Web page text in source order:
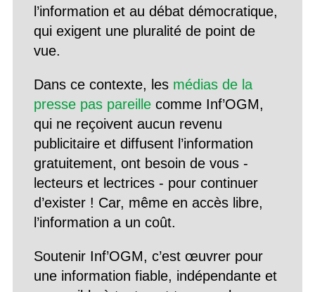
l’information et au débat démocratique,
qui exigent une pluralité de point de
vue.
Dans ce contexte, les médias de la
presse pas pareillecomme Inf’OGM,
qui ne reçoivent aucun revenu
publicitaire et diffusent l’information
gratuitement, ont besoin de vous -
lecteurs et lectrices - pour continuer
d’exister ! Car, même en accès libre,
l’information a un coût.
Soutenir Inf’OGM, c’est œuvrer pour
une information fiable, indépendante et